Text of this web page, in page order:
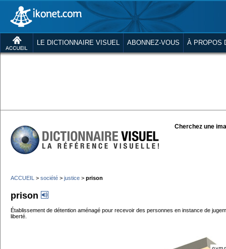
LE DICTIONNAIRE VISUEL ABONNEZ-VOUS À PROPOS
Cherchez une
ACCUEIL > société > justice > prison
prison
Établissement de détention aménagé pour recevoir des personnes en instance de
liberté.